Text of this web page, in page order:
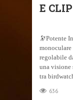
E
🔭Potente
regolabile
una
tra
636